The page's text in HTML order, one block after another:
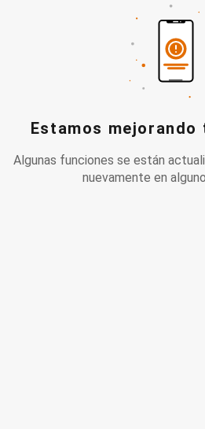
Estamos mejorando
Algunas funciones se están
nuevamente en